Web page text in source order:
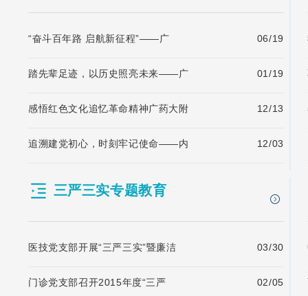
06/19
“奋斗百年路 启航新征程”——广
01/19
踏先辈足迹，以历史照亮未来——广
12/13
感悟红色文化追忆革命精神广药大附
12/03
追溯建党初心，时刻牢记使命——内
三严三实专题教育
03/30
医技党支部开展“三严三实”暨廉洁
02/05
门诊党支部召开2015年度“三严